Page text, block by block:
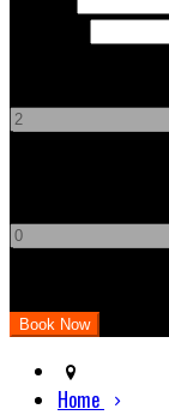
Home